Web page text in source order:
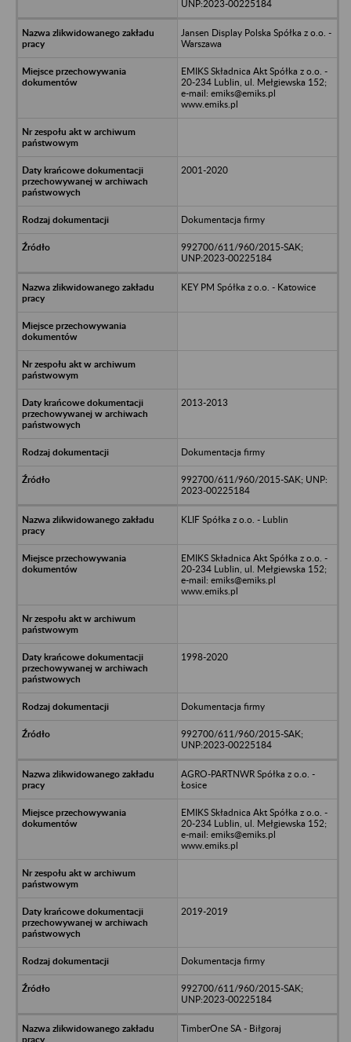
UNP:2023-00225184
Jansen Display Polska Spółka z o.o. -
Warszawa
EMIKS Składnica Akt Spółka z o.o. -
20-234 Lublin, ul. Mełgiewska 152;
e-mail: emiks@emiks.pl
www.emiks.pl
2001-2020
Dokumentacja firmy
992700/611/960/2015-SAK;
UNP:2023-00225184
KEY PM Spółka z o.o. - Katowice
2013-2013
Dokumentacja firmy
992700/611/960/2015-SAK; UNP:
2023-00225184
KLIF Spółka z o.o. - Lublin
EMIKS Składnica Akt Spółka z o.o. -
20-234 Lublin, ul. Mełgiewska 152;
e-mail: emiks@emiks.pl
www.emiks.pl
1998-2020
Dokumentacja firmy
992700/611/960/2015-SAK;
UNP:2023-00225184
AGRO-PARTNWR Spółka z o.o. -
Łosice
EMIKS Składnica Akt Spółka z o.o. -
20-234 Lublin, ul. Mełgiewska 152;
e-mail: emiks@emiks.pl
www.emiks.pl
2019-2019
Dokumentacja firmy
992700/611/960/2015-SAK;
UNP:2023-00225184
TimberOne SA - Biłgoraj